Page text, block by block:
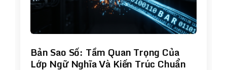
Bản Sao Số: Tầm Quan Trọng Của
Lớp Ngữ Nghĩa Và Kiến Trúc Chuẩn